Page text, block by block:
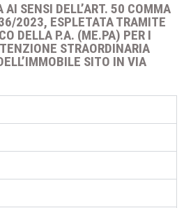
AI SENSI DELL’ART. 50 COMMA
2023, ESPLETATA TRAMITE
DELLA P.A. (ME.PA) PER I
STRAORDINARIA
SITO IN VIA